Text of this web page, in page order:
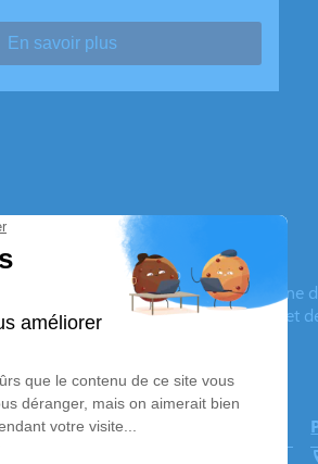
En savoir plus
OTT
à honorer la mémoire de la
de ses volontés, de ses valeurs
- Service Funéraire des 3 lacs